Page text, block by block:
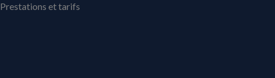
Prestations et tarifs